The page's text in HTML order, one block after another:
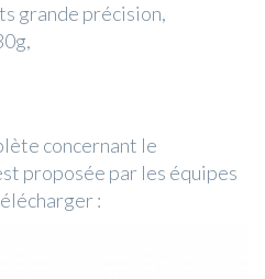
grande précision,
concernant le
proposée par les équipes
: